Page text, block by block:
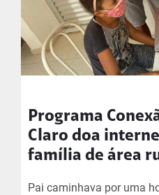
Programa
Claro doa
família de área
Pai caminhava por uma